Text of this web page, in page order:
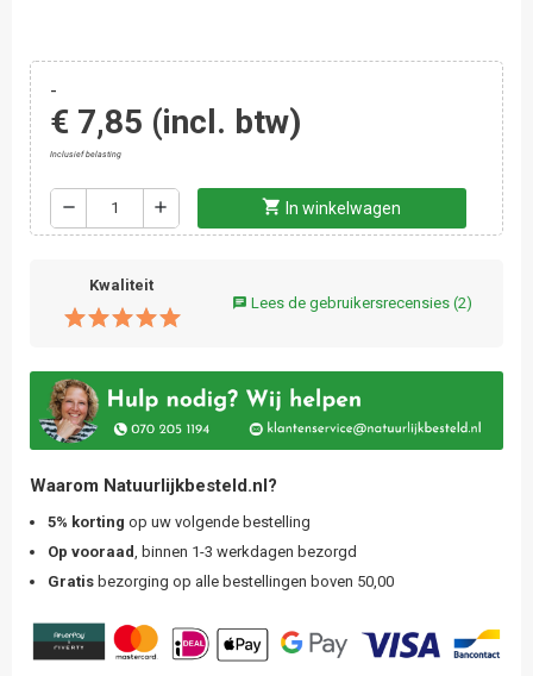
-
€ 7,85 (incl. btw)
Inclusief belasting
remove add shopping_cart In winkelwagen
Kwaliteit
chat Lees de gebruikersrecensies (2)
Waarom Natuurlijkbesteld.nl?
5% korting op uw volgende bestelling
Op vooraad
, binnen 1-3 werkdagen bezorgd
Gratis bezorging op alle bestellingen boven 50,00